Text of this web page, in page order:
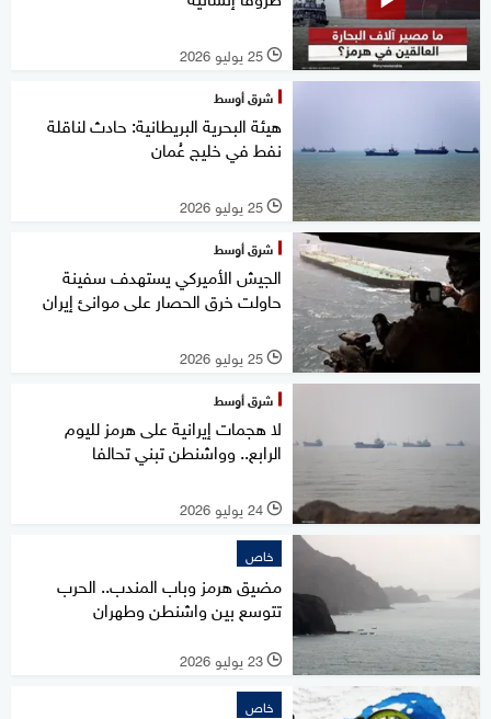
l 25 يوليو 2026
شرق أوسط
هيئة البحرية البريطانية: حادث لناقلة
نفط في خليج عُمان
l 25 يوليو 2026
شرق أوسط
الجيش الأميركي يستهدف سفينة
حاولت خرق الحصار على موانئ إيران
l 25 يوليو 2026
شرق أوسط
لا هجمات إيرانية على هرمز لليوم
الرابع.. وواشنطن تبني تحالفا
l 24 يوليو 2026
خاص
مضيق هرمز وباب المندب.. الحرب
تتوسع بين واشنطن وطهران
l 23 يوليو 2026
خاص